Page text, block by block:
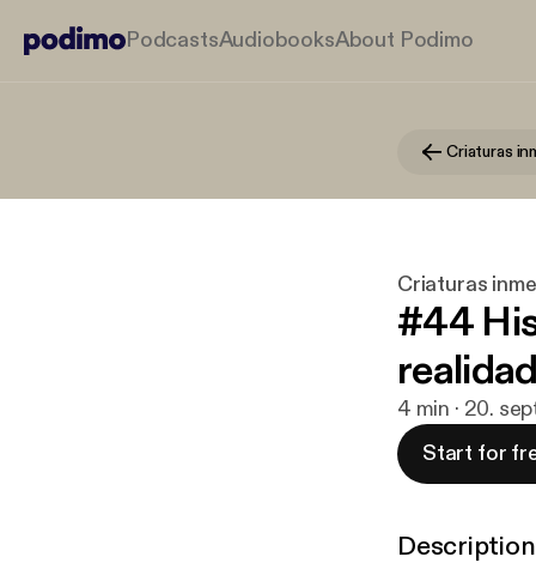
PodcastsAudiobooksAbout Podimo
Criaturas
Criaturas
#44
4 min · 20.
Start for
Description